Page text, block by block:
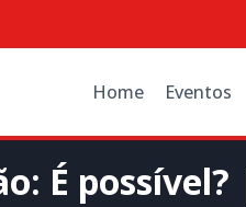
Home Eventos
É possível?